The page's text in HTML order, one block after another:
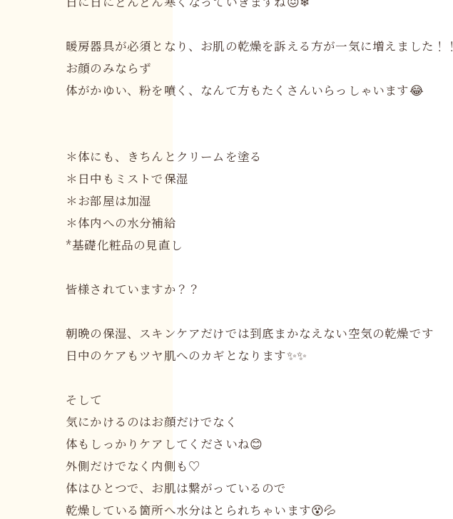
暖房器具が必須となり、お肌の乾燥を訴える方が一気に増えました！！
お顔のみならず
体がかゆい、粉を噴く、なんて方もたくさんいらっしゃいます😂
＊体にも、きちんとクリームを塗る
＊日中もミストで保湿
＊お部屋は加湿
＊体内への水分補給
*基礎化粧品の見直し
皆様されていますか？？
朝晩の保湿、スキンケアだけでは到底まかなえない空気の乾燥です
日中のケアもツヤ肌へのカギとなります✨✨
そして
気にかけるのはお顔だけでなく
体もしっかりケアしてくださいね😊
外側だけでなく内側も♡
体はひとつで、お肌は繋がっているので
乾燥している箇所へ水分はとられちゃいます😵💦